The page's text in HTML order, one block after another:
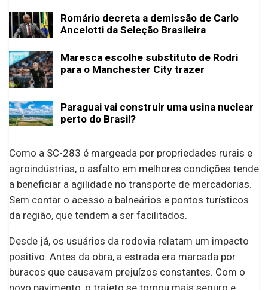
Romário decreta a demissão de Carlo
Ancelotti da Seleção Brasileira
Maresca escolhe substituto de Rodri
para o Manchester City trazer
Paraguai vai construir uma usina nuclear
perto do Brasil?
Como a SC-283 é margeada por propriedades rurais e
agroindústrias, o asfalto em melhores condições tende
a beneficiar a agilidade no transporte de mercadorias.
Sem contar o acesso a balneários e pontos turísticos
da região, que tendem a ser facilitados.
Desde já, os usuários da rodovia relatam um impacto
positivo. Antes da obra, a estrada era marcada por
buracos que causavam prejuízos constantes. Com o
novo pavimento, o trajeto se tornou mais seguro e